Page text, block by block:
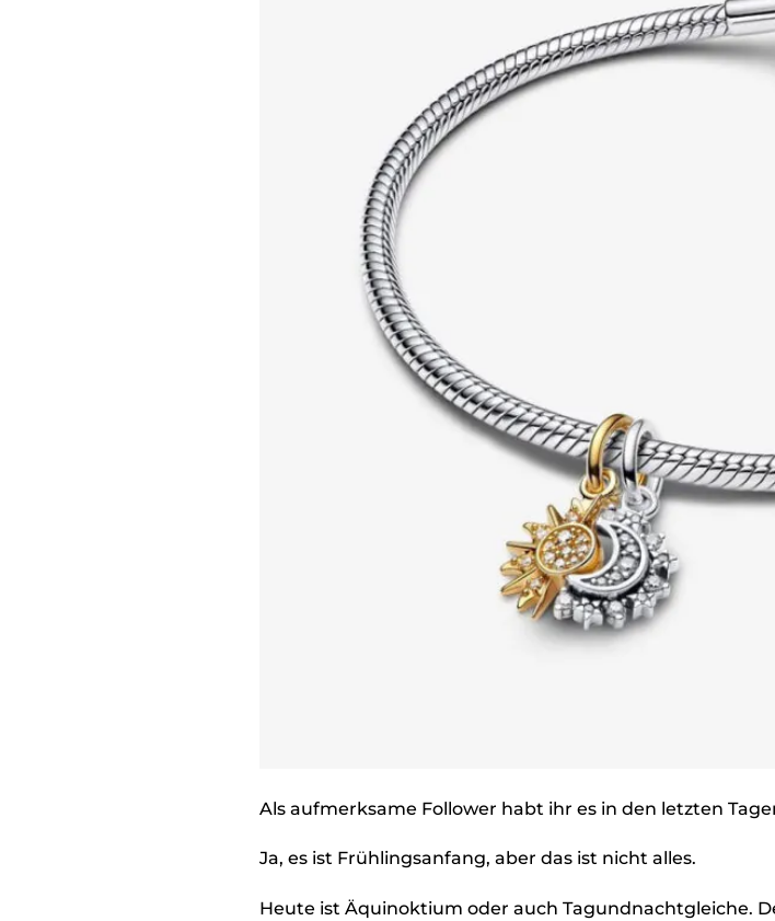
Als aufmerksame Follower habt ihr es in den letzten
Ja, es ist Frühlingsanfang, aber das ist nicht alles.
Heute ist Äquinoktium oder auch Tagundnachtgleiche.